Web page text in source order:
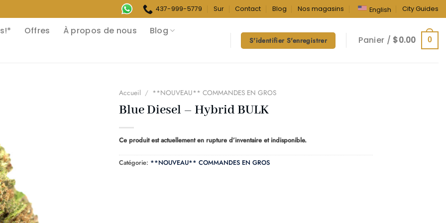
437-999-5779 Sur Contact Blog Nos magasins English City Guides
Offres À propos de nous
Blog
S'identifier S'enregistrer Panier / $0.00 0
Accueil / **NOUVEAU** COMMANDES EN GROS
Blue Diesel – Hybrid BULK
Ce produit est actuellement en rupture d’inventaire et indisponible.
Catégorie: **NOUVEAU** COMMANDES EN GROS